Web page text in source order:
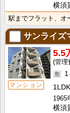
横須
駅までフラット、オ
サンライズ
マンション
5.5
1
1LDK
1965
横須